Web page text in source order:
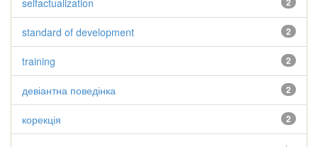
selfactualization
2
standard of development
2
training
2
девіантна поведінка
2
корекція